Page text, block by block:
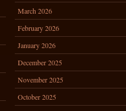
March 2026
February 2026
January 2026
December 2025
November 2025
October 2025